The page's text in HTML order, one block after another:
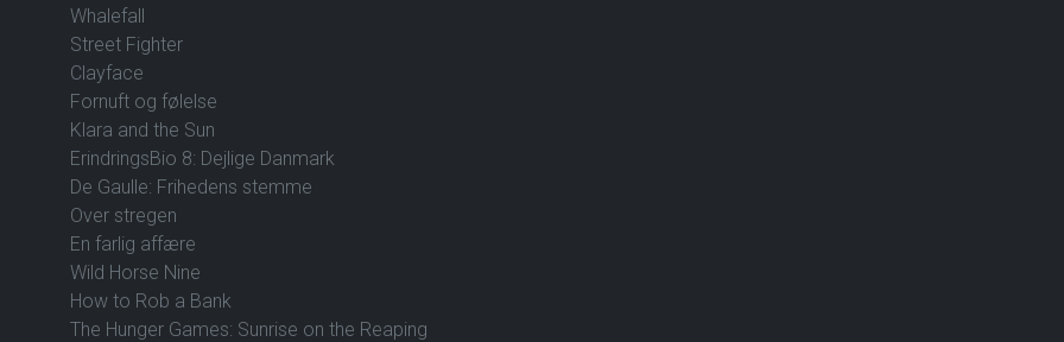
Whalefall
Street Fighter
Clayface
Fornuft og følelse
Klara and the Sun
ErindringsBio 8: Dejlige Danmark
De Gaulle: Frihedens stemme
Over stregen
En farlig affære
Wild Horse Nine
How to Rob a Bank
The Hunger Games: Sunrise on the Reaping